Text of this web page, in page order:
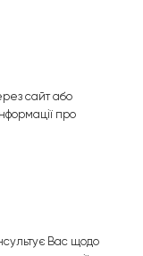
сайт або
про
Вас щодо